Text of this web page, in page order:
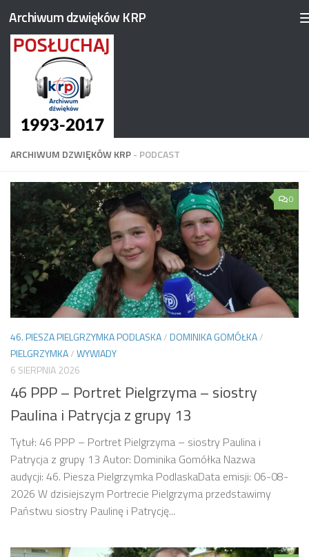
Przejdź do treści
Archiwum dzwięków KRP
ARCHIWUM DZWIĘKÓW KRP- PODCAST
0
46. PIESZA PIELGRZYMKA PODLASKA/DOMINIKA GOMÓŁKA/
PIELGRZYMKA/WYWIADY
6 SIERPNIA 2026
46 PPP – Portret Pielgrzyma – siostry
Paulina i Patrycja z grupy 13
Tytuł: 46 PPP – Portret Pielgrzyma – siostry Paulina i
Patrycja z grupy 13 Autor: Dominika Gomółka Nazwa
audycji: 46. Piesza Pielgrzymka PodlaskaData emisji: 06-08-
2026 W dzisiejszym Portrecie Pielgrzyma przedstawimy
Państwu siostry Paulinę i Patrycję...